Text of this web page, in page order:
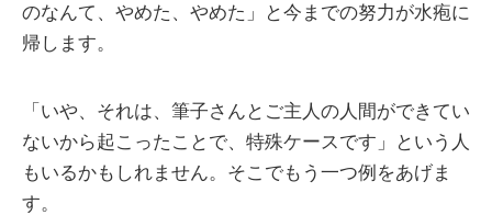
のなんて、やめた、やめた」と今までの努力が水疱に
帰します。
「いや、それは、筆子さんとご主人の人間ができてい
ないから起こったことで、特殊ケースです」という人
もいるかもしれません。そこでもう一つ例をあげま
す。